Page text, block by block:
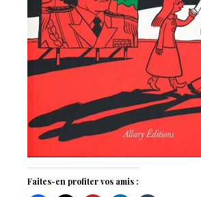
Faites-en profiter vos amis :